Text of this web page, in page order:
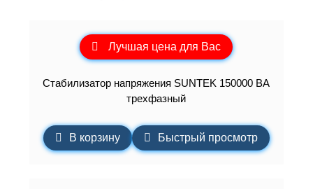
Лучшая цена для Вас
Стабилизатор напряжения SUNTEK 150000 ВА
трехфазный
В корзину Быстрый просмотр